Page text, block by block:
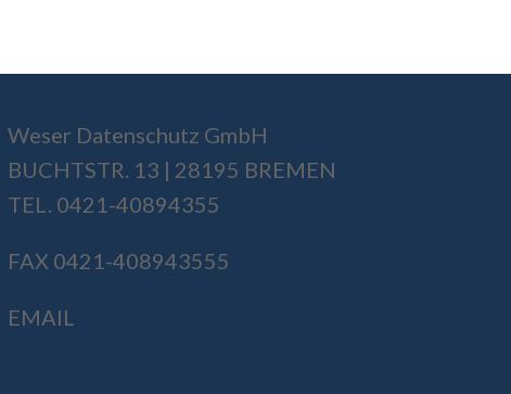
Weser Datenschutz GmbH
BUCHTSTR. 13 | 28195 BREMEN
TEL. 0421-40894355
FAX 0421-408943555
EMAIL